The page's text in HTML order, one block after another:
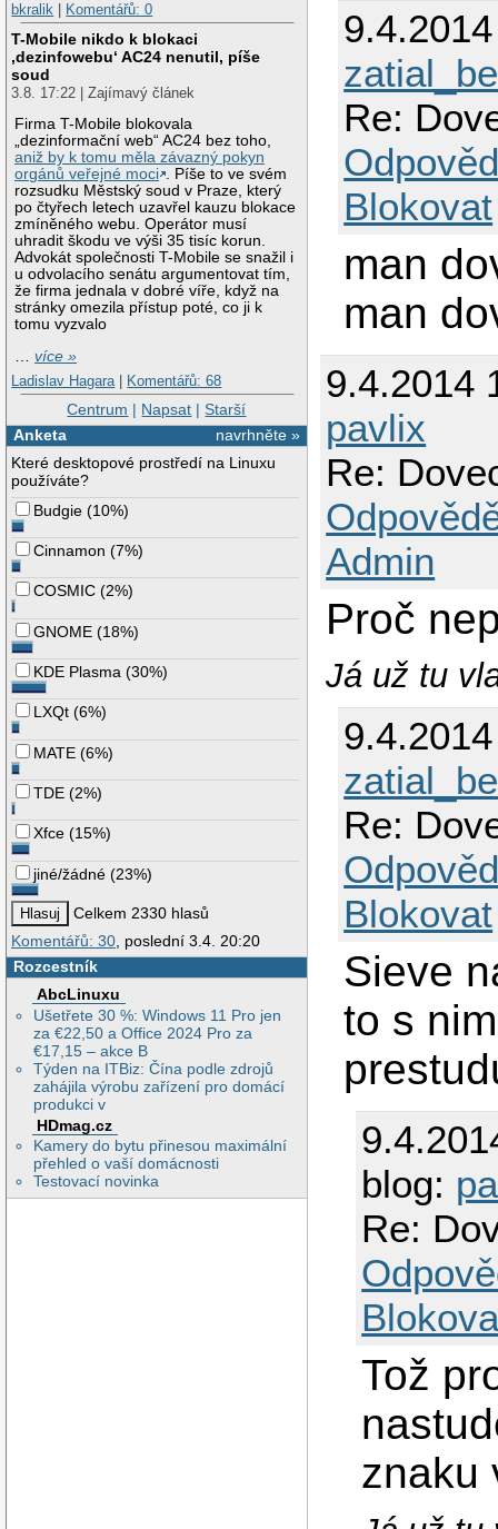
bkralik
Komentářů: 0
T-Mobile nikdo k blokaci
‚dezinfowebu‘ AC24 nenutil, píše
soud
3.8. 17:22 | Zajímavý článek
Firma T-Mobile blokovala
„dezinformační web“ AC24 bez toho,
aniž by k tomu měla závazný pokyn
orgánů veřejné moci . Píše to ve svém
rozsudku Městský soud v Praze, který
po čtyřech letech uzavřel kauzu blokace
zmíněného webu. Operátor musí
uhradit škodu ve výši 35 tisíc korun.
Advokát společnosti T-Mobile se snažil i
u odvolacího senátu argumentovat tím,
že firma jednala v dobré víře, když na
stránky omezila přístup poté, co ji k
tomu vyzvalo
…více »
Ladislav Hagara | Komentářů: 68
Centrum | Napsat |Starší
navrhněte »
Anketa
Které desktopové prostředí na Linuxu
používáte?
Budgie (10%)
Cinnamon (7%)
COSMIC (2%)
GNOME (18%)
KDE Plasma (30%)
LXQt (6%)
MATE (6%)
TDE (2%)
Xfce (15%)
jiné/žádné (23%)
Celkem 2330 hlasů
Komentářů: 30, poslední 3.4. 20:20
Rozcestník
AbcLinuxu
Ušetřete 30 %: Windows 11 Pro jen
za €22,50 a Office 2024 Pro za
€17,15 – akce B
Týden na ITBiz: Čína podle zdrojů
zahájila výrobu zařízení pro domácí
produkci v
HDmag.cz
Kamery do bytu přinesou maximální
přehled o vaší domácnosti
Testovací novinka
Re:
Blokovat
man
man
9.4.2014
pavlix
Re:
Admin
Proč
Já už tu
Re:
Blokovat
Sieve
to s
blog:
Re:
Tož
znaku